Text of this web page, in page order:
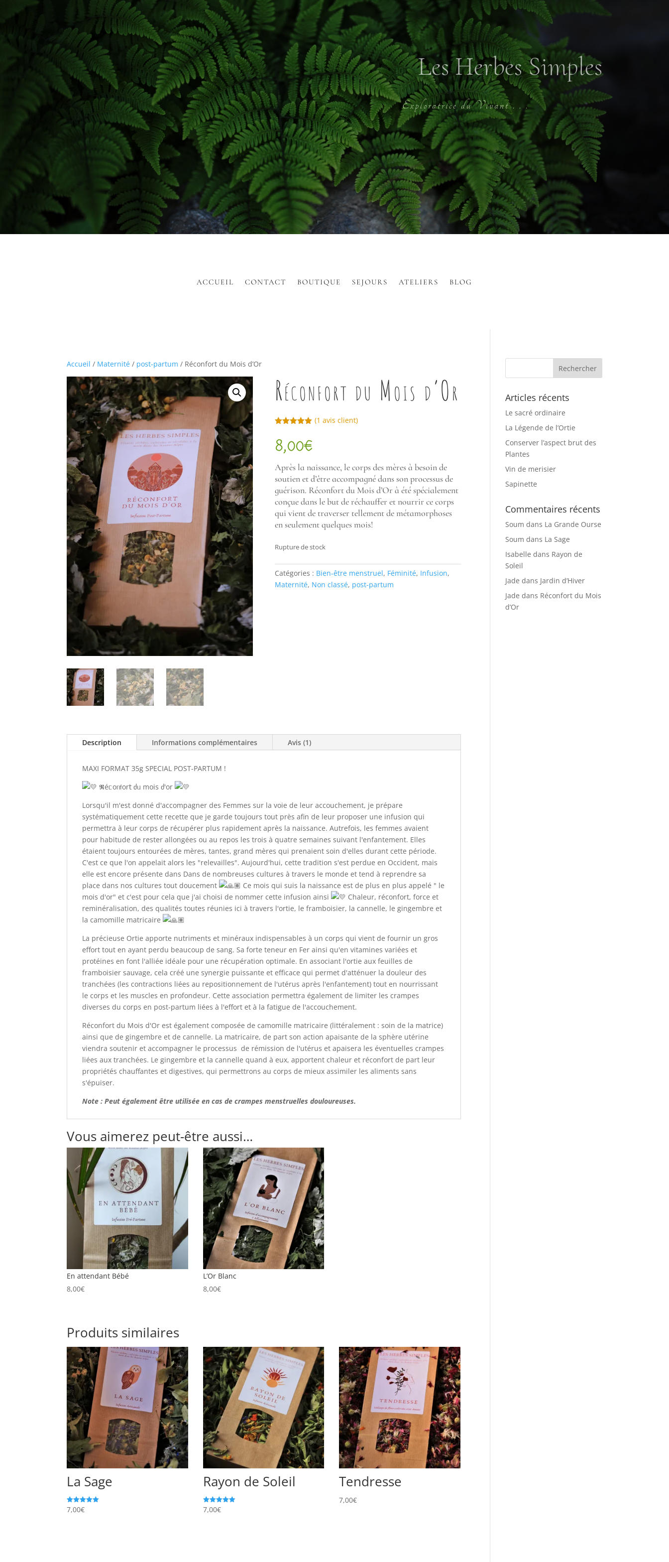
Les Herbes Simples
Exploratrice du Vivant . . .
ACCUEIL CONTACT BOUTIQUE SEJOURS ATELIERS BLOG
Accueil / Maternité / post-partum / Réconfort du Mois d’Or
Réconfort du Mois d’Or
sur 5
basé sur
notation
(1 avis client)
8,00€
Après la naissance, le corps des mères à besoin de
soutien et d’être accompagné dans son processus de
guérison. Réconfort du Mois d’Or à été spécialement
conçue dans le but de réchauffer et nourrir ce corps
qui vient de traverser tellement de métamorphoses
en seulement quelques mois!
Rupture de stock
Catégories : Bien-être menstruel, Féminité, Infusion,
Maternité, Non classé, post-partum
Description Informations complémentaires Avis (1)
MAXI FORMAT 35g SPECIAL POST-PARTUM !
𝕽éᥴoᥒ𝖿or𝗍 ძᥙ moіs ძ'or
Lorsqu'il m'est donné d'accompagner des Femmes sur la voie de leur accouchement, je prépare
systématiquement cette recette que je garde toujours tout près afin de leur proposer une infusion qui
permettra à leur corps de récupérer plus rapidement après la naissance. Autrefois, les femmes avaient
pour habitude de rester allongées ou au repos les trois à quatre semaines suivant l'enfantement. Elles
étaient toujours entourées de mères, tantes, grand mères qui prenaient soin d'elles durant cette période.
C'est ce que l'on appelait alors les "relevailles". Aujourd'hui, cette tradition s'est perdue en Occident, mais
elle est encore présente dans Dans de nombreuses cultures à travers le monde et tend à reprendre sa
place dans nos cultures tout doucement
Ce mois qui suis la naissance est de plus en plus appelé " le
mois d'or" et c'est pour cela que j'ai choisi de nommer cette infusion ainsi
Chaleur, réconfort, force et
reminéralisation, des qualités toutes réunies ici à travers l'ortie, le framboisier, la cannelle, le gingembre et
la camomille matricaire
La précieuse Ortie apporte nutriments et minéraux indispensables à un corps qui vient de fournir un gros
effort tout en ayant perdu beaucoup de sang. Sa forte teneur en Fer ainsi qu'en vitamines variées et
protéines en font l'alliée idéale pour une récupération optimale. En associant l'ortie aux feuilles de
framboisier sauvage, cela créé une synergie puissante et efficace qui permet d'atténuer la douleur des
tranchées (les contractions liées au repositionnement de l'utérus après l'enfantement) tout en nourrissant
le corps et les muscles en profondeur. Cette association permettra également de limiter les crampes
diverses du corps en post-partum liées à l'effort et à la fatigue de l'accouchement.
Réconfort du Mois d'Or est également composée de camomille matricaire (littéralement : soin de la matrice)
ainsi que de gingembre et de cannelle. La matricaire, de part son action apaisante de la sphère utérine
viendra soutenir et accompagner le processus de rémission de l'utérus et apaisera les éventuelles crampes
liées aux tranchées. Le gingembre et la cannelle quand à eux, apportent chaleur et réconfort de part leur
propriétés chauffantes et digestives, qui permettrons au corps de mieux assimiler les aliments sans
s'épuiser.
Note : Peut également être utilisée en cas de crampes menstruelles douloureuses.
Vous aimerez peut-être aussi…
En attendant Bébé
8,00€
L’Or Blanc
8,00€
Produits similaires
La Sage
Note
5.00
7,00€
Rayon de Soleil
Note
5.00
7,00€
Tendresse
7,00€
Articles récents
Le sacré ordinaire
La Légende de l’Ortie
Conserver l’aspect brut des
Plantes
Vin de merisier
Sapinette
Commentaires récents
Soum dans La Grande Ourse
Soum dans La Sage
Isabelle dans Rayon de
Soleil
Jade dans Jardin d’Hiver
Jade dans Réconfort du Mois
d’Or